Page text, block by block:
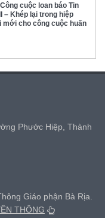
cuộc loan báo Tin
– Khép lại trong hiệp
cho công cuộc huấn
Phước Hiệp, Thành
Giáo phận Bà Rịa.
THÔNG